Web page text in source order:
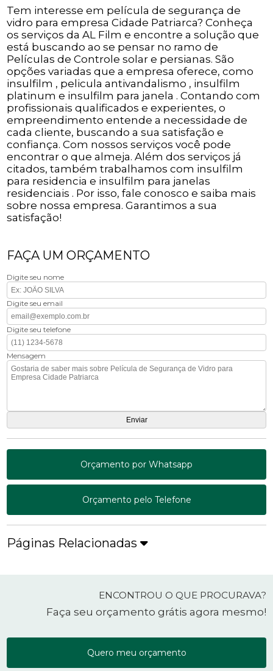
Tem interesse em película de segurança de
vidro para empresa Cidade Patriarca? Conheça
os serviços da AL Film e encontre a solução que
está buscando ao se pensar no ramo de
Películas de Controle solar e persianas. São
opções variadas que a empresa oferece, como
insulfilm , pelicula antivandalismo , insulfilm
platinum e insulfilm para janela . Contando com
profissionais qualificados e experientes, o
empreendimento entende a necessidade de
cada cliente, buscando a sua satisfação e
confiança. Com nossos serviços você pode
encontrar o que almeja. Além dos serviços já
citados, também trabalhamos com insulfilm
para residencia e insulfilm para janelas
residenciais . Por isso, fale conosco e saiba mais
sobre nossa empresa. Garantimos a sua
satisfação!
FAÇA UM ORÇAMENTO
Digite seu nome
Digite seu email
Digite seu telefone
Mensagem
Orçamento por Whatsapp
Orçamento pelo Telefone
Páginas Relacionadas
ENCONTROU O QUE PROCURAVA?
Faça seu orçamento grátis agora mesmo!
Quero meu orçamento